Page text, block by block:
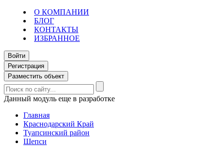
О КОМПАНИИ
БЛОГ
КОНТАКТЫ
ИЗБРАННОЕ
Войти
Регистрация
Разместить объект
Данный модуль еще в разработке
Главная
Краснодарский Край
Туапсинский район
Шепси